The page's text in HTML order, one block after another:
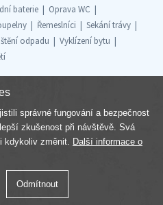
baterie
Oprava WC
Řemeslníci
Sekání trávy
odpadu
Vyklízení bytu
správné fungování a bezpečnost
zkušenost při návštěvě. Svá
kdykoliv změnit. Další informace o
Odmítnout